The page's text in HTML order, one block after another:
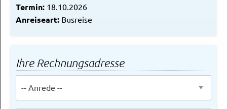
Termin: 18.10.2026
Anreiseart: Busreise
Ihre Rechnungsadresse